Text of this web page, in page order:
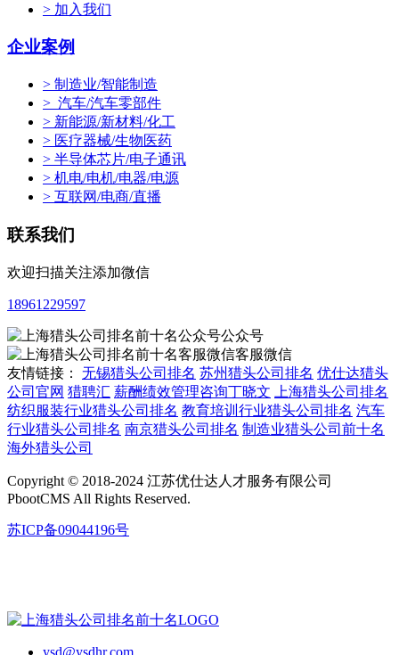
> 加入我们
企业案例
> 制造业/智能制造
> 汽车/汽车零部件
> 新能源/新材料/化工
> 医疗器械/生物医药
> 半导体芯片/电子通讯
> 机电/电机/电器/电源
> 互联网/电商/直播
联系我们
欢迎扫描关注添加微信
18961229597
公众号
客服微信
友情链接： 无锡猎头公司排名 苏州猎头公司排名 优仕达猎头
公司官网 猎聘汇 薪酬绩效管理咨询丁晓文
上海猎头公司排名
纺织服装行业猎头公司排名 教育培训行业猎头公司排名 汽车
行业猎头公司排名 南京猎头公司排名 制造业猎头公司前十名
海外猎头公司
Copyright © 2018-2024 江苏优仕达人才服务有限公司
PbootCMS All Rights Reserved.
苏ICP备09044196号
ysd@ysdhr.com